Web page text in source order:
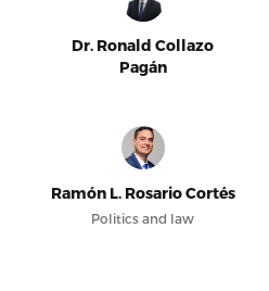
Dr. Ronald Collazo
Pagán
Ramón L. Rosario Cortés
Politics and law